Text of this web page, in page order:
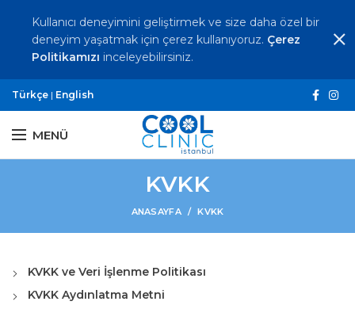
Türkçe | English
MENÜ
KVKK
ANASAYFA KVKK
KVKK ve Veri İşlenme Politikası
KVKK Aydınlatma Metni
Kullanıcı deneyimini geliştirmek ve size daha özel bir
deneyim yaşatmak için çerez kullanıyoruz. Çerez
Politikamızı inceleyebilirsiniz.